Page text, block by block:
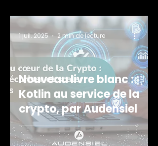
Nouveau livre blanc :
Kotlin au service de la
crypto, par Audensiel
1 juil. 2025 2 min de lecture